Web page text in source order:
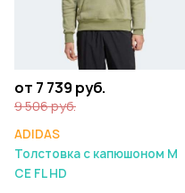
от 7 739 руб.
9 506 руб.
ADIDAS
Толстовка с капюшоном M
CE FL HD